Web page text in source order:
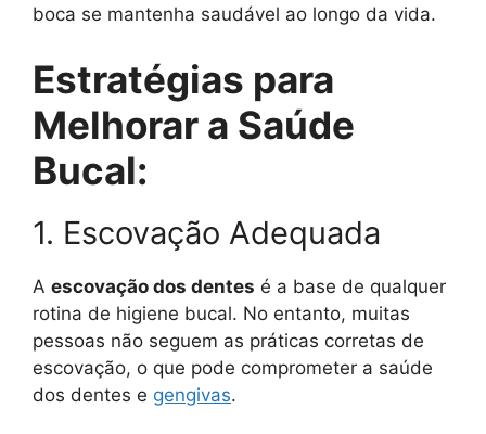
boca se mantenha saudável ao longo da vida.
Estratégias para
Melhorar a Saúde
Bucal:
1. Escovação Adequada
A escovação dos dentes é a base de qualquer
rotina de higiene bucal. No entanto, muitas
pessoas não seguem as práticas corretas de
escovação, o que pode comprometer a saúde
dos dentes e gengivas.